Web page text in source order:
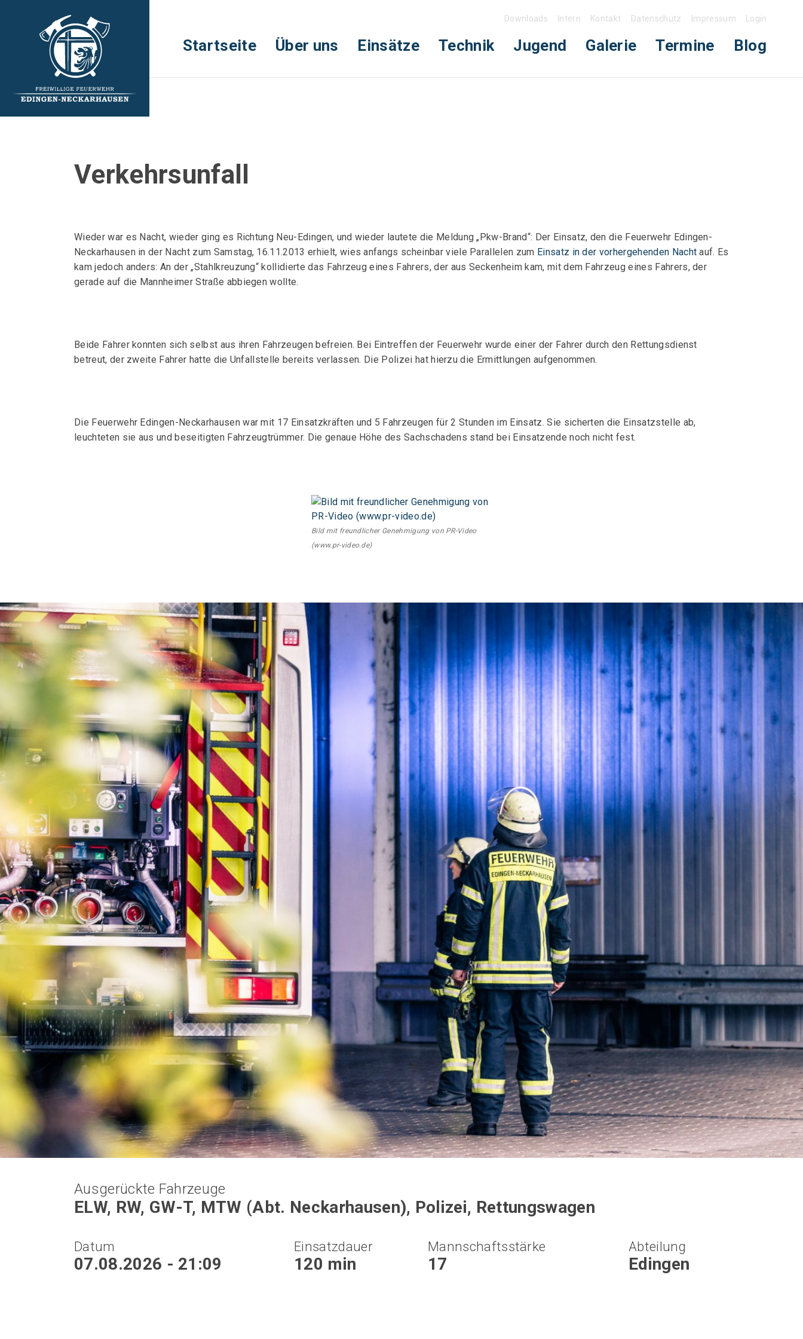
Downloads Intern Kontakt Datenschutz Impressum Login
Startseite Über uns Einsätze Technik Jugend Galerie Termine Blog
Verkehrsunfall
Wieder war es Nacht, wieder ging es Richtung Neu-Edingen, und wieder lautete die Meldung „Pkw-Brand“: Der Einsatz, den die Feuerwehr Edingen-
Neckarhausen in der Nacht zum Samstag, 16.11.2013 erhielt, wies anfangs scheinbar viele Parallelen zum Einsatz in der vorhergehenden Nacht auf. Es
kam jedoch anders: An der „Stahlkreuzung“ kollidierte das Fahrzeug eines Fahrers, der aus Seckenheim kam, mit dem Fahrzeug eines Fahrers, der
gerade auf die Mannheimer Straße abbiegen wollte.
Beide Fahrer konnten sich selbst aus ihren Fahrzeugen befreien. Bei Eintreffen der Feuerwehr wurde einer der Fahrer durch den Rettungsdienst
betreut, der zweite Fahrer hatte die Unfallstelle bereits verlassen. Die Polizei hat hierzu die Ermittlungen aufgenommen.
Die Feuerwehr Edingen-Neckarhausen war mit 17 Einsatzkräften und 5 Fahrzeugen für 2 Stunden im Einsatz. Sie sicherten die Einsatzstelle ab,
leuchteten sie aus und beseitigten Fahrzeugtrümmer. Die genaue Höhe des Sachschadens stand bei Einsatzende noch nicht fest.
Bild mit freundlicher Genehmigung von PR-Video
(www.pr-video.de)
Ausgerückte Fahrzeuge
ELW, RW, GW-T, MTW (Abt. Neckarhausen), Polizei, Rettungswagen
Datum
07.08.2026 - 21:09
Einsatzdauer
120 min
Mannschaftsstärke
17
Abteilung
Edingen